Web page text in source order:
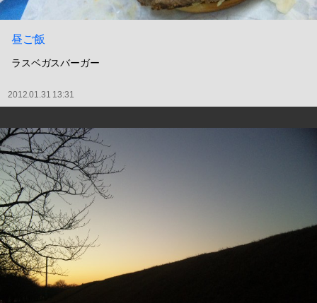
昼ご飯
ラスベガスバーガー
2012.01.31 13:31